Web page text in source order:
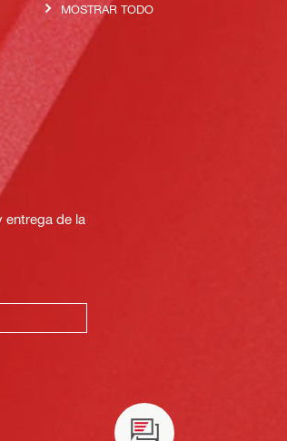
MOSTRAR TODO
entrega de la